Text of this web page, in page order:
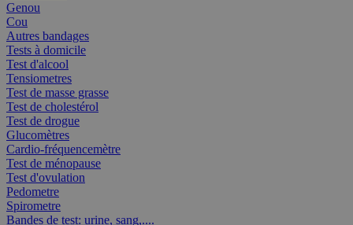
Genou
Cou
Autres bandages
Tests à domicile
Test d'alcool
Tensiometres
Test de masse grasse
Test de cholestérol
Test de drogue
Glucomètres
Cardio-fréquencemètre
Test de ménopause
Test d'ovulation
Pedometre
Spirometre
Bandes de test: urine, sang,....